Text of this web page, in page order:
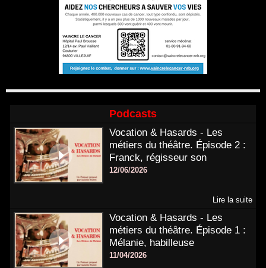
Podcasts
Vocation & Hasards - Les
métiers du théâtre. Épisode 2 :
Franck, régisseur son
12/06/2026
Lire la suite
Vocation & Hasards - Les
métiers du théâtre. Épisode 1 :
Mélanie, habilleuse
11/04/2026